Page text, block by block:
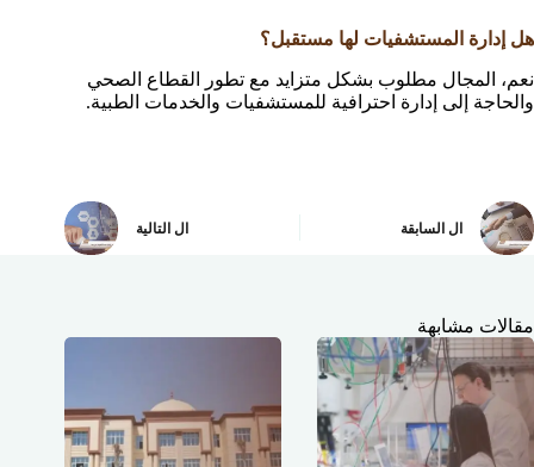
هل إدارة المستشفيات لها مستقبل؟
نعم، المجال مطلوب بشكل متزايد مع تطور القطاع الصحي
والحاجة إلى إدارة احترافية للمستشفيات والخدمات الطبية.
ال السابقة ال التالية
مقالات مشابهة